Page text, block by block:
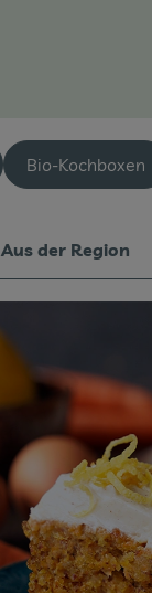
Bio-Kochboxen
Aus der Region